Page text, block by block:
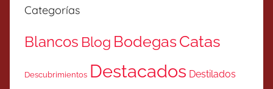
Categorías
Blancos Blog BodegasCatas
Descubrimientos Destacados Destilados